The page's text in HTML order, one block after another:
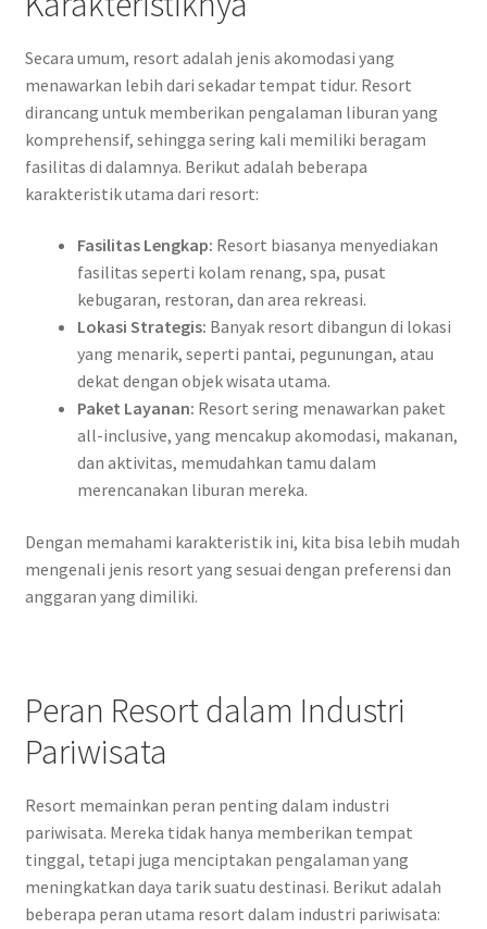
Secara umum, resort adalah jenis akomodasi yang
menawarkan lebih dari sekadar tempat tidur. Resort
dirancang untuk memberikan pengalaman liburan yang
komprehensif, sehingga sering kali memiliki beragam
fasilitas di dalamnya. Berikut adalah beberapa
karakteristik utama dari resort:
Fasilitas Lengkap: Resort biasanya menyediakan
fasilitas seperti kolam renang, spa, pusat
kebugaran, restoran, dan area rekreasi.
Lokasi Strategis: Banyak resort dibangun di lokasi
yang menarik, seperti pantai, pegunungan, atau
dekat dengan objek wisata utama.
Paket Layanan: Resort sering menawarkan paket
all-inclusive, yang mencakup akomodasi, makanan,
dan aktivitas, memudahkan tamu dalam
merencanakan liburan mereka.
Dengan memahami karakteristik ini, kita bisa lebih mudah
mengenali jenis resort yang sesuai dengan preferensi dan
anggaran yang dimiliki.
Peran Resort dalam Industri
Pariwisata
Resort memainkan peran penting dalam industri
pariwisata. Mereka tidak hanya memberikan tempat
tinggal, tetapi juga menciptakan pengalaman yang
meningkatkan daya tarik suatu destinasi. Berikut adalah
beberapa peran utama resort dalam industri pariwisata: